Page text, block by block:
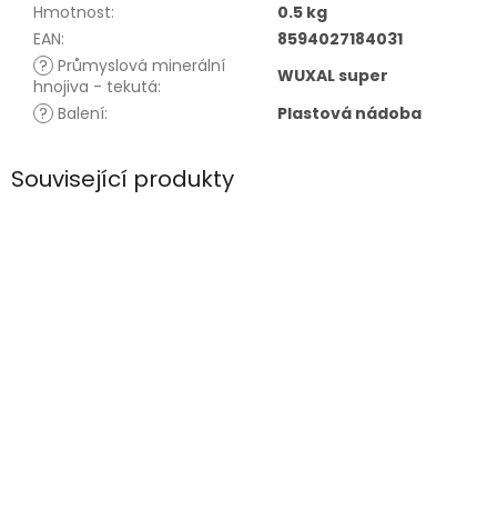
Hmotnost:
0.5 kg
EAN:
8594027184031
? Průmyslová minerální
hnojiva - tekutá:
WUXAL super
? Balení: Plastová nádoba
Související produkty